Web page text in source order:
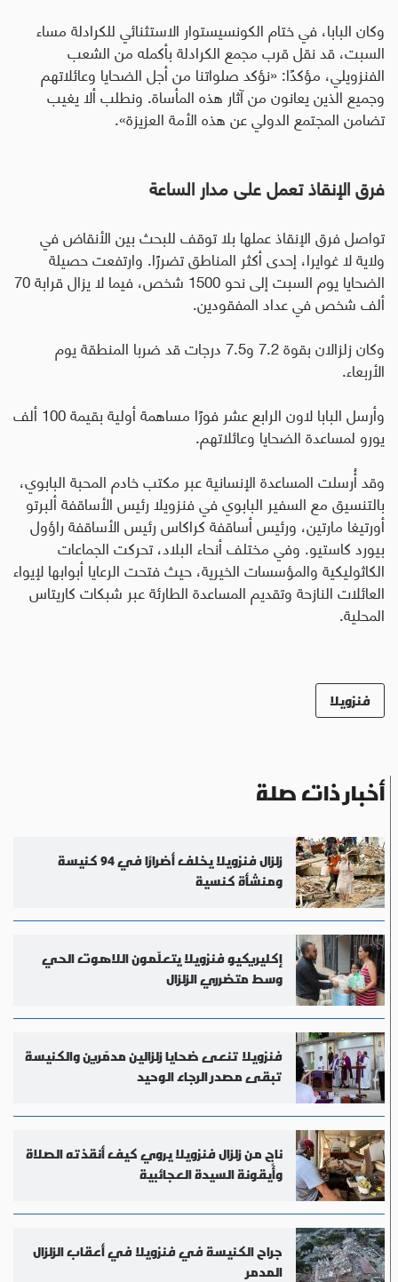
وكان البابا، في ختام الكونسيستوار الاستثنائي للكرادلة مساء
السبت، قد نقل قرب مجمع الكرادلة بأكمله من الشعب
الفنزويلي، مؤكدًا: «نؤكد صلواتنا من أجل الضحايا وعائلاتهم
وجميع الذين يعانون من آثار هذه المأساة. ونطلب ألا يغيب
تضامن المجتمع الدولي عن هذه الأمة العزيزة».
فرق الإنقاذ تعمل على مدار الساعة
تواصل فرق الإنقاذ عملها بلا توقف للبحث بين الأنقاض في
ولاية لا غوايرا، إحدى أكثر المناطق تضررًا. وارتفعت حصيلة
الضحايا يوم السبت إلى نحو 1500 شخص، فيما لا يزال قرابة 70
ألف شخص في عداد المفقودين.
وكان زلزالان بقوة 7.2 و7.5 درجات قد ضربا المنطقة يوم
الأربعاء.
وأرسل البابا لاون الرابع عشر فورًا مساهمة أولية بقيمة 100 ألف
يورو لمساعدة الضحايا وعائلاتهم.
وقد أُرسلت المساعدة الإنسانية عبر مكتب خادم المحبة البابوي،
بالتنسيق مع السفير البابوي في فنزويلا رئيس الأساقفة ألبرتو
أورتيغا مارتين، ورئيس أساقفة كراكاس رئيس الأساقفة راؤول
بيورد كاستيو. وفي مختلف أنحاء البلاد، تحركت الجماعات
الكاثوليكية والمؤسسات الخيرية، حيث فتحت الرعايا أبوابها لإيواء
العائلات النازحة وتقديم المساعدة الطارئة عبر شبكات كاريتاس
المحلية.
فنزويلا
أخبار ذات صلة
زلزال فنزويلا يخلف أضرارًا في 94 كنيسة
ومنشأة كنسية
إكليريكيو فنزويلا يتعلّمون اللاهوت الحي
وسط متضرري الزلزال
فنزويلا تنعى ضحايا زلزالين مدمّرين والكنيسة
تبقى مصدر الرجاء الوحيد
ناجٍ من زلزال فنزويلا يروي كيف أنقذته الصلاة
وأيقونة السيدة العجائبية
جراح الكنيسة في فنزويلا في أعقاب الزلزال
المدمر